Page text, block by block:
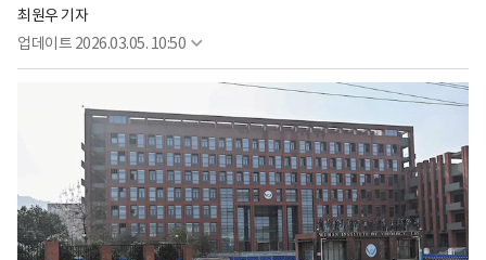
최원우 기자
업데이트 2026.03.05. 10:50